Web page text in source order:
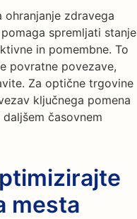
zdravega
spremljati stanje
in pomembne. To
povratne povezave,
Za optične trgovine
ključnega pomena
časovnem
mesta